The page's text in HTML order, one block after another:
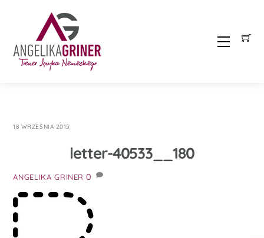
Menu
18 WRZEŚNIA 2015
letter-40533__180
ANGELIKA GRINER 0